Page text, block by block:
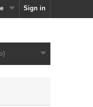
Sign in